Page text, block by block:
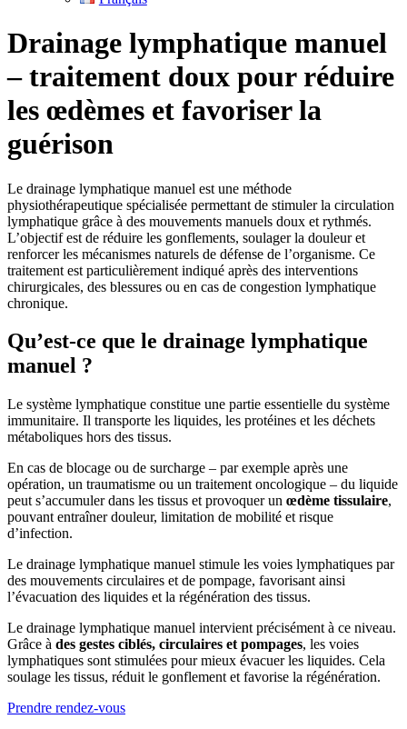
Drainage lymphatique manuel
– traitement doux pour réduire
les œdèmes et favoriser la
guérison
Le drainage lymphatique manuel est une méthode
physiothérapeutique spécialisée permettant de stimuler la circulation
lymphatique grâce à des mouvements manuels doux et rythmés.
L’objectif est de réduire les gonflements, soulager la douleur et
renforcer les mécanismes naturels de défense de l’organisme. Ce
traitement est particulièrement indiqué après des interventions
chirurgicales, des blessures ou en cas de congestion lymphatique
chronique.
Qu’est-ce que le drainage lymphatique
manuel ?
Le système lymphatique constitue une partie essentielle du système
immunitaire. Il transporte les liquides, les protéines et les déchets
métaboliques hors des tissus.
En cas de blocage ou de surcharge – par exemple après une
opération, un traumatisme ou un traitement oncologique – du liquide
peut s’accumuler dans les tissus et provoquer un œdème tissulaire,
pouvant entraîner douleur, limitation de mobilité et risque
d’infection.
Le drainage lymphatique manuel stimule les voies lymphatiques par
des mouvements circulaires et de pompage, favorisant ainsi
l’évacuation des liquides et la régénération des tissus.
Le drainage lymphatique manuel intervient précisément à ce niveau.
Grâce à des gestes ciblés, circulaires et pompages, les voies
lymphatiques sont stimulées pour mieux évacuer les liquides. Cela
soulage les tissus, réduit le gonflement et favorise la régénération.
Prendre rendez-vous